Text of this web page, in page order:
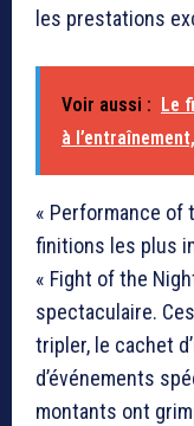
les prestations
Voir aussi :
Le
à
« Performance of
finitions les plus
« Fight of the
spectaculaire.
tripler, le cachet
d’événements
montants ont